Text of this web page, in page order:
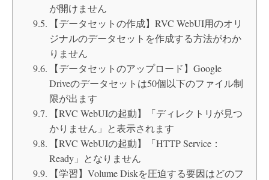
が開けません
【データセットの作成】RVC WebUI用のオリ
ジナルのデータセットを作成する方法がわか
りません
【データセットのアップロード】Google
Driveのデータセットは50個以下のファイル制
限が出ます
【RVC WebUIの起動】「ディレクトリが見つ
かりません」と表示されます
【RVC WebUIの起動】「HTTP Service：
Ready」となりません
【学習】Volume Diskを圧迫する要因はどのフ